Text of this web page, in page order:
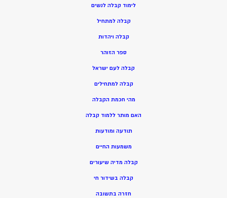
לימוד קבלה לנשים
קבלה למתחיל
קבלה ויהדות
ספר הזוהר
קבלה לעם ישראל
קבלה למתחילים
מהי חכמת הקבלה
האם מותר ללמוד קבלה
תודעה ומודעות
משמעות החיים
קבלה מדיה שיעורים
קבלה בשידור חי
חזרה בתשובה